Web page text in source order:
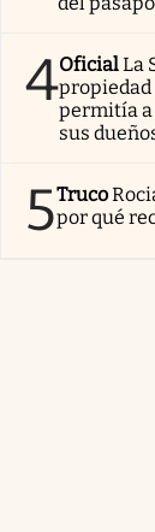
4OficialLa
propiedad
permitía a
sus
5Truco
por qué